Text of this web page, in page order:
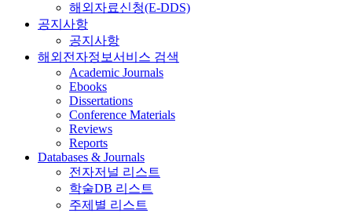
해외자료신청(E-DDS)
공지사항
공지사항
해외전자정보서비스 검색
Academic Journals
Ebooks
Dissertations
Conference Materials
Reviews
Reports
Databases & Journals
전자저널 리스트
학술DB 리스트
주제별 리스트